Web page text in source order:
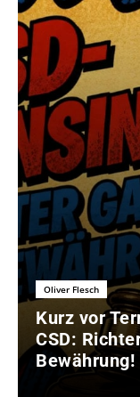
Oliver Flesch
Kurz vor
CSD:
Bewährung!